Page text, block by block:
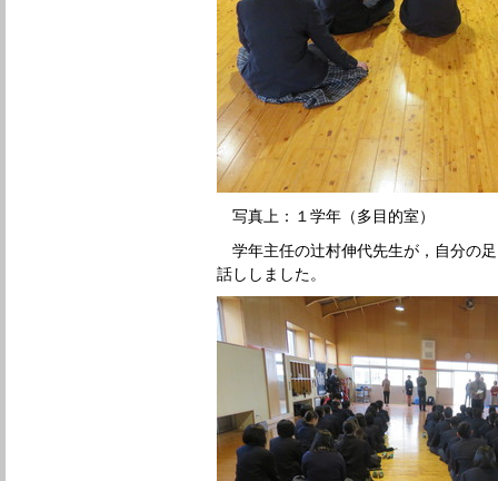
写真上：１学年（多目的室）
学年主任の辻村伸代先生が，自分の
話ししました。